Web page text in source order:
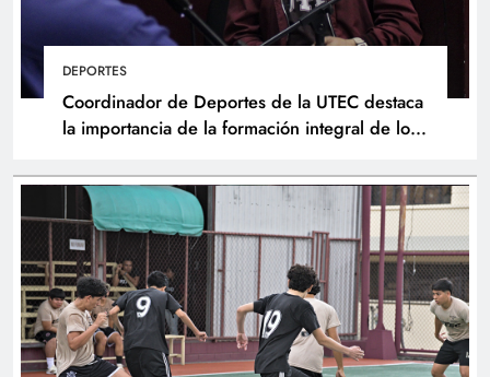
DEPORTES
Coordinador de Deportes de la UTEC destaca
la importancia de la formación integral de los